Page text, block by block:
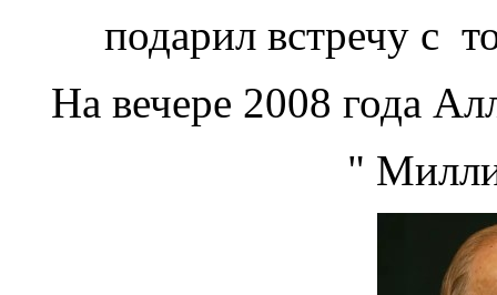
подарил встречу с
На вечере 2008 года
"